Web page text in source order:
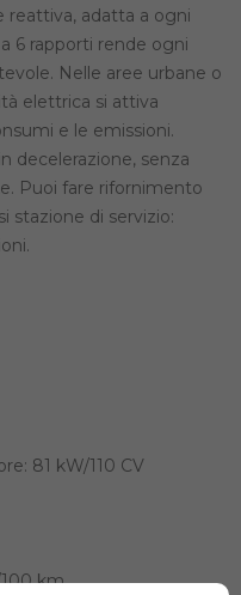
reattiva, adatta a ogni
6 rapporti rende ogni
Nelle aree urbane o
elettrica si attiva
e le emissioni.
decelerazione, senza
Puoi fare rifornimento
stazione di servizio:
81 kW/110 CV
km